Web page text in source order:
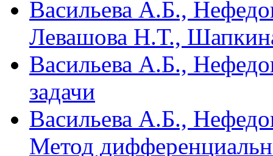
Васильева А.Б.,
Левашова Н.Т.,
Васильева А.Б.,
задачи
Васильева А.Б.,
Метод